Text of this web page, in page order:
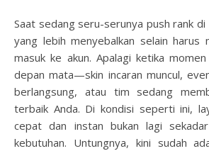
Saat sedang seru-serunya push rank di Free Fire, tidak ada
yang lebih menyebalkan selain harus
masuk ke akun. Apalagi ketika
depan mata—skin incaran muncul,
berlangsung, atau tim sedang
terbaik Anda. Di kondisi seperti ini,
cepat dan instan bukan lagi sekadar
kebutuhan. Untungnya, kini sudah